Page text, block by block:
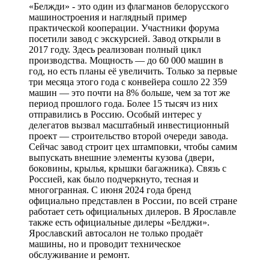
«Белжди» - это один из флагманов белорусского
машиностроения и наглядный пример
практической кооперации. Участники форума
посетили завод с экскурсией. Завод открыли в
2017 году. Здесь реализован полный цикл
производства. Мощность — до 60 000 машин в
год, но есть планы её увеличить. Только за первые
три месяца этого года с конвейера сошло 22 359
машин — это почти на 8% больше, чем за тот же
период прошлого года. Более 15 тысяч из них
отправились в Россию. Особый интерес у
делегатов вызвал масштабный инвестиционный
проект — строительство второй очереди завода.
Сейчас завод строит цех штамповки, чтобы самим
выпускать внешние элементы кузова (двери,
боковины, крылья, крышки багажника). Связь с
Россией, как было подчеркнуто, тесная и
многогранная. С июня 2024 года бренд
официально представлен в России, по всей стране
работает сеть официальных дилеров. В Ярославле
также есть официальные дилеры «Белджи».
Ярославский автосалон не только продаёт
машины, но и проводит техническое
обслуживание и ремонт.